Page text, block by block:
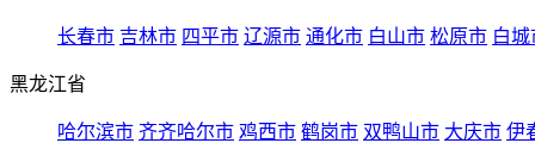
长春市 吉林市 四平市 辽源市 通化市 白山市 松原市 白城
黑龙江省
哈尔滨市 齐齐哈尔市 鸡西市 鹤岗市 双鸭山市 大庆市 伊